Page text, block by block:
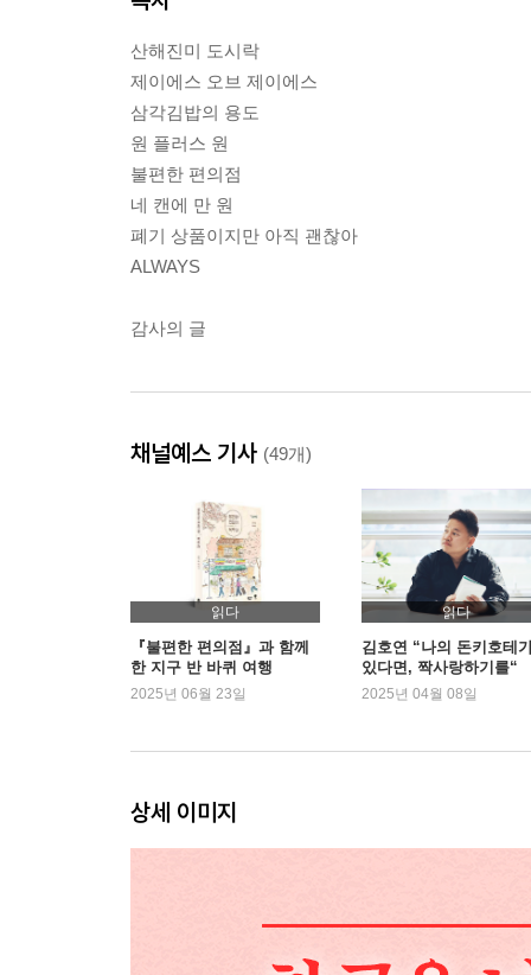
산해진미 도시락
제이에스 오브 제이에스
삼각김밥의 용도
원 플러스 원
불편한 편의점
네 캔에 만 원
폐기 상품이지만 아직 괜찮아
ALWAYS
감사의 글
채널예스 기사 (49개)
읽다
『불편한 편의점』과 함께
한 지구 반 바퀴 여행
2025년 06월 23일
읽다
김호연 “나의 돈키호테
있다면, 짝사랑하기를“
2025년 04월 08일
상세 이미지